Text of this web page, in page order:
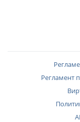
Регламент